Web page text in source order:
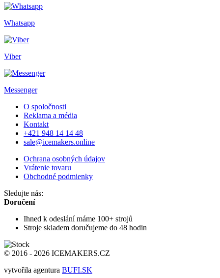
Whatsapp
Viber
Messenger
O spoločnosti
Reklama a média
Kontakt
+421 948 14 14 48
sale@icemakers.online
Ochrana osobných údajov
Vrátenie tovaru
Obchodné podmienky
Sledujte nás:
Doručení
Ihned k odeslánímáme 100+ strojů
Stroje skladem doručujeme do 48 hodin
© 2016 - 2026 ICEMAKERS.CZ
vytvořila agentura BUFI.SK